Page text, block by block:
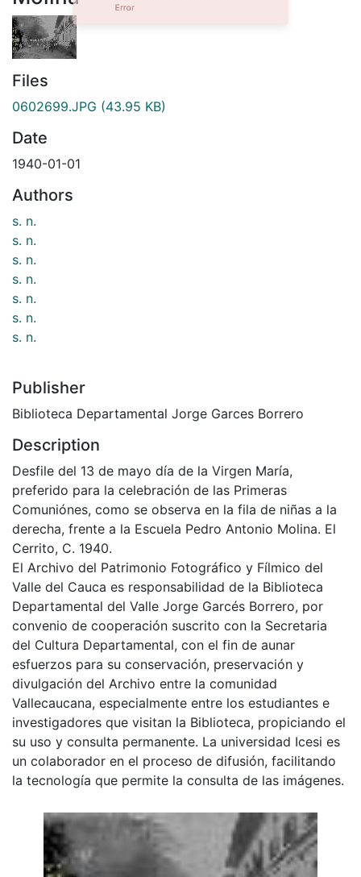
Files
0602699.JPG (43.95 KB)
Date
1940-01-01
Authors
s. n.
s. n.
s. n.
s. n.
s. n.
s. n.
s. n.
Publisher
Biblioteca Departamental Jorge Garces Borrero
Description
Desfile del 13 de mayo día de la Virgen María,
preferido para la celebración de las Primeras
Comuniónes, como se observa en la fila de niñas a la
derecha, frente a la Escuela Pedro Antonio Molina. El
Cerrito, C. 1940.
El Archivo del Patrimonio Fotográfico y Fílmico del
Valle del Cauca es responsabilidad de la Biblioteca
Departamental del Valle Jorge Garcés Borrero, por
convenio de cooperación suscrito con la Secretaria
del Cultura Departamental, con el fin de aunar
esfuerzos para su conservación, preservación y
divulgación del Archivo entre la comunidad
Vallecaucana, especialmente entre los estudiantes e
investigadores que visitan la Biblioteca, propiciando el
su uso y consulta permanente. La universidad Icesi es
un colaborador en el proceso de difusión, facilitando
la tecnología que permite la consulta de las imágenes.